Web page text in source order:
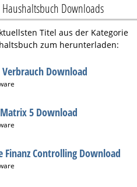
Downloads
Titel aus der Kategorie
zum herunterladen:
Verbrauch Download
5 Download
Finanz Controlling Download